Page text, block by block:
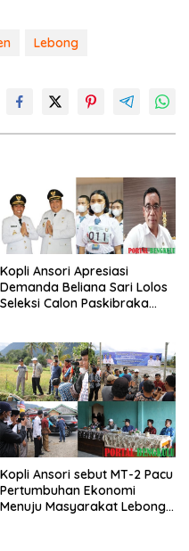
Lebong
Kopli Ansori Apresiasi
Demanda Beliana Sari Lolos
Seleksi Calon Paskibraka
Kopli Ansori sebut MT-2 Pacu
Pertumbuhan Ekonomi
Menuju Masyarakat Lebong